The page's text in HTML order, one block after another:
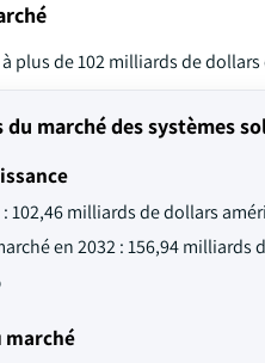
plus de 102 milliards de
marché des systèmes
102,46 milliards de dollars
en 2032 : 156,94 milliards
marché